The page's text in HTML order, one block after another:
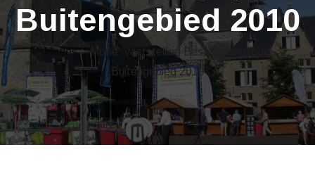
Buitengebied 2010
Moties> Motie: vaststelling Bestemmingsplan
Buitengebied 2010